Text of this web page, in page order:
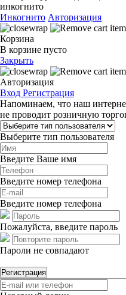
инкогнито
Инкогнито Авторизация
Корзина
В корзине пусто
Закрыть
Авторизация
Вход Регистрация
Напоминаем, что наш
не проводит розничную
Выберите тип пользователя
Введите Ваше имя
Введите номер телефона
Введите номер телефона
Пожалуйста, введите пароль
Пароли не совпадают
Регистрация